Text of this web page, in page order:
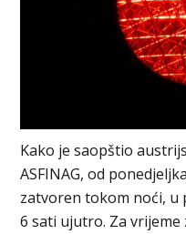
Kako je saopštio
ASFINAG, od
zatvoren tokom noći, u
6 sati ujutro. Za